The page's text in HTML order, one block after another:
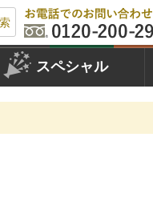
スペシャル